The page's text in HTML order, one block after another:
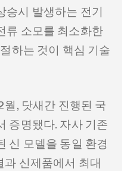
승시 발생하는 전기
류 소모를 최소화한
하는 것이 핵심 기술
, 닷새간 진행된 국
증명됐다. 자사 기존
신 모델을 동일 환경
신제품에서 최대